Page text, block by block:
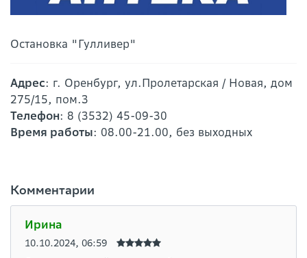
Остановка "Гулливер"
Адрес: г. Оренбург, ул.Пролетарская / Новая, дом
275/15, пом.3
Телефон: 8 (3532) 45-09-30
Время работы: 08.00-21.00, без выходных
Комментарии
Ирина
10.10.2024, 06:59